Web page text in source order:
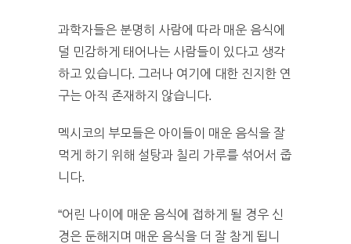
과학자들은 분명히 사람에 따라 매운 음식에
덜 민감하게 태어나는 사람들이 있다고 생각
하고 있습니다. 그러나 여기에 대한 진지한 연
구는 아직 존재하지 않습니다.
멕시코의 부모들은 아이들이 매운 음식을 잘
먹게 하기 위해 설탕과 칠리 가루를 섞어서 줍
니다.
“어린 나이에 매운 음식에 접하게 될 경우 신
경은 둔해지며 매운 음식을 더 잘 참게 됩니